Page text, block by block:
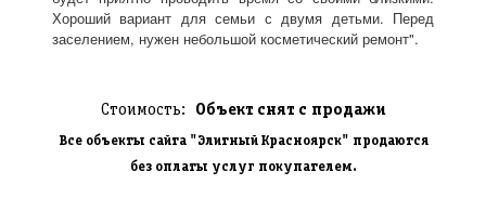
Хороший вариант для семьи с двумя детьми. Перед
заселением, нужен небольшой косметический ремонт".
Стоимость: Объект снят с продажи
Все объекты сайта "Элитный Красноярск" продаются
без оплаты услуг покупателем.